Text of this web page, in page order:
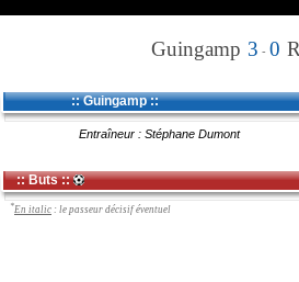
Guingamp 3 - 0
:: Guingamp ::
Entraîneur : Stéphane Dumont
:: Buts ::
*En italic : le passeur décisif éventuel